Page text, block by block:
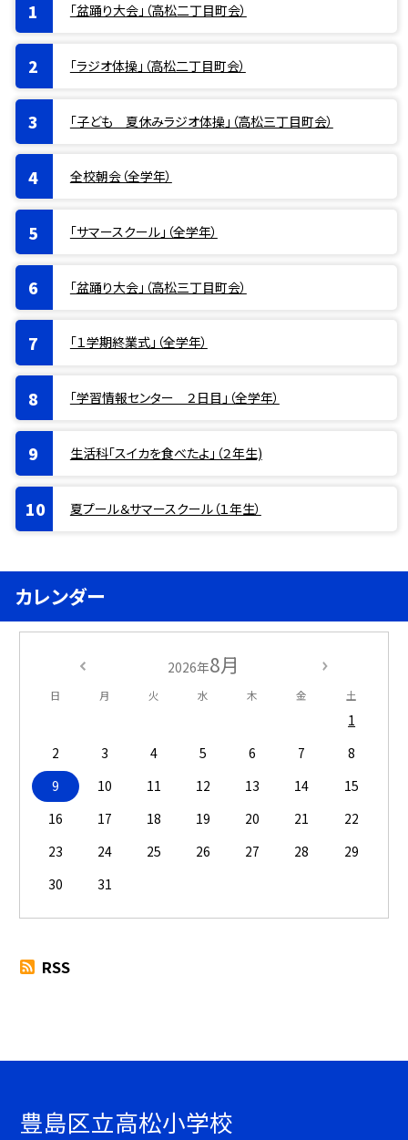
「盆踊り大会」（高松二丁目町会）
「ラジオ体操」（高松二丁目町会）
「子ども 夏休みラジオ体操」（高松三丁目町会）
全校朝会（全学年）
「サマースクール」（全学年）
「盆踊り大会」（高松三丁目町会）
「１学期終業式」（全学年）
「学習情報センター ２日目」（全学年）
生活科「スイカを食べたよ」（２年生)
夏プール＆サマースクール（１年生）
カレンダー
2026年8月
日 月 火 水 木 金 土
1
2
3 4 5 6 7
8
9
10 11 12 13 14
15
16
17 18 19 20 21
22
23
24 25 26 27 28
29
30
31
RSS
豊島区立高松小学校